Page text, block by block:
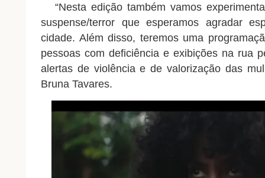
“Nesta edição também vamos
suspense/terror que esperamos agradar
cidade. Além disso, teremos uma
pessoas com deficiência e exibições na rua
alertas de violência e de valorização das
Bruna Tavares.